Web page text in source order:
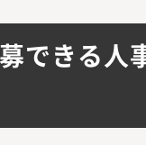
できる人